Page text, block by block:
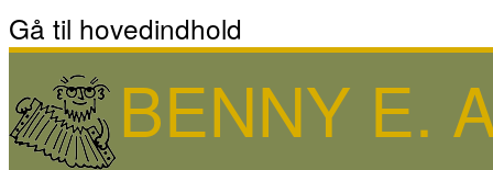
Gå til hovedindhold
BENNY E.